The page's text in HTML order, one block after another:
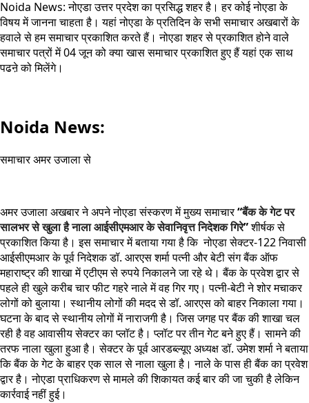
Noida News: नोएडा उत्तर प्रदेश का प्रसिद्ध शहर है। हर कोई नोएडा के
विषय में जानना चाहता है। यहां नोएडा के प्रतिदिन के सभी समाचार अखबारों के
हवाले से हम समाचार प्रकाशित करते हैं। नोएडा शहर से प्रकाशित होने वाले
समाचार पत्रों में 04 जून को क्या खास समाचार प्रकाशित हुए हैं यहां एक साथ
पढऩे को मिलेंगे।
Noida News:
समाचार अमर उजाला से
अमर उजाला अखबार ने अपने नोएडा संस्करण में मुख्य समाचार“बैंक के गेट पर
सालभर से खुला है नाला आईसीएमआर के सेवानिवृत्त निदेशक गिरे”शीर्षक से
प्रकाशित किया है। इस समाचार में बताया गया है कि नोएडा सेक्टर-122 निवासी
आईसीएमआर के पूर्व निदेशक डॉ. आरएस शर्मा पत्नी और बेटी संग बैंक ऑफ
महाराष्ट्र की शाखा में एटीएम से रुपये निकालने जा रहे थे। बैंक के प्रवेश द्वार से
पहले ही खुले करीब चार फीट गहरे नाले में वह गिर गए। पत्नी-बेटी ने शोर मचाकर
लोगों को बुलाया। स्थानीय लोगों की मदद से डॉ. आरएस को बाहर निकाला गया।
घटना के बाद से स्थानीय लोगों में नाराजगी है। जिस जगह पर बैंक की शाखा चल
रही है वह आवासीय सेक्टर का प्लॉट है। प्लॉट पर तीन गेट बने हुए हैं। सामने की
तरफ नाला खुला हुआ है। सेक्टर के पूर्व आरडब्ल्यूए अध्यक्ष डॉ. उमेश शर्मा ने बताया
कि बैंक के गेट के बाहर एक साल से नाला खुला है। नाले के पास ही बैंक का प्रवेश
द्वार है। नोएडा प्राधिकरण से मामले की शिकायत कई बार की जा चुकी है लेकिन
कार्रवाई नहीं हुई।